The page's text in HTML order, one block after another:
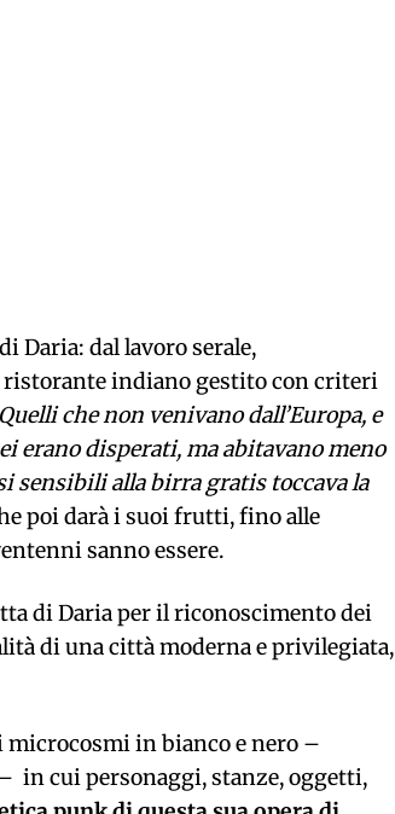
Daria: dal lavoro serale,
ristorante indiano gestito con criteri
che non venivano dall’Europa, e
erano disperati, ma abitavano meno
sensibili alla birra gratis toccava la
poi darà i suoi frutti, fino alle
sanno essere.
di Daria per il riconoscimento dei
di una città moderna e privilegiata,
microcosmi in bianco e nero –
in cui personaggi, stanze, oggetti,